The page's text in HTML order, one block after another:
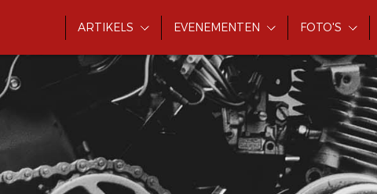
ARTIKELS EVENEMENTEN FOTO'S